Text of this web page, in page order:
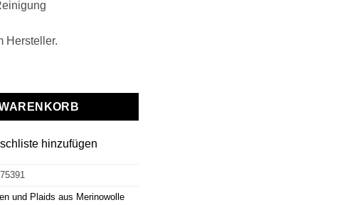
Hersteller.
90 % Merinowolle,10% Kaschmir "Faro C" dunkelgrau Menge
hinzufügen
und Plaids aus Merinowolle